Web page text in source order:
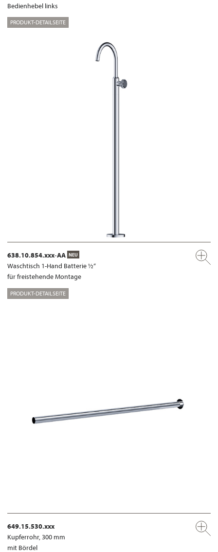
Bedienhebel links
PRODUKT-DETAILSEITE
638.10.854.xxx-AA NEU
Waschtisch 1-Hand Batterie ½“
für freistehende Montage
PRODUKT-DETAILSEITE
649.15.530.xxx
Kupferrohr, 300 mm
mit Bördel